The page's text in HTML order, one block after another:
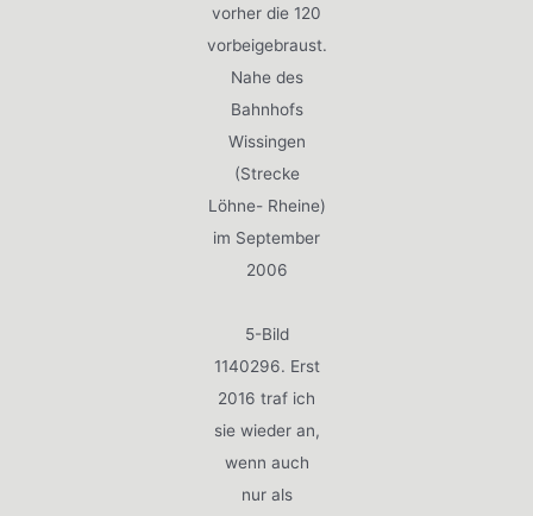
vorher die 120
vorbeigebraust.
Nahe des
Bahnhofs
Wissingen
(Strecke
Löhne- Rheine)
im September
2006
5-Bild
1140296. Erst
2016 traf ich
sie wieder an,
wenn auch
nur als